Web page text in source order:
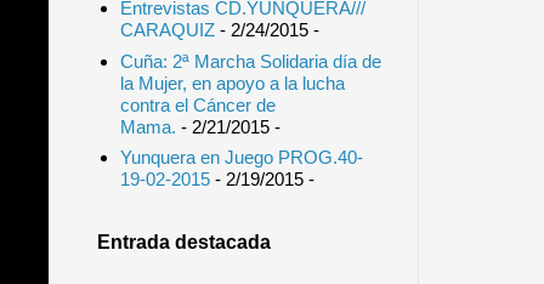
Entrevistas CD.YUNQUERA///
CARAQUIZ- 2/24/2015-
Cuña: 2ª Marcha Solidaria día de
la Mujer, en apoyo a la lucha
contra el Cáncer de
Mama. - 2/21/2015-
Yunquera en Juego PROG.40-
19-02-2015- 2/19/2015-
Entrada destacada